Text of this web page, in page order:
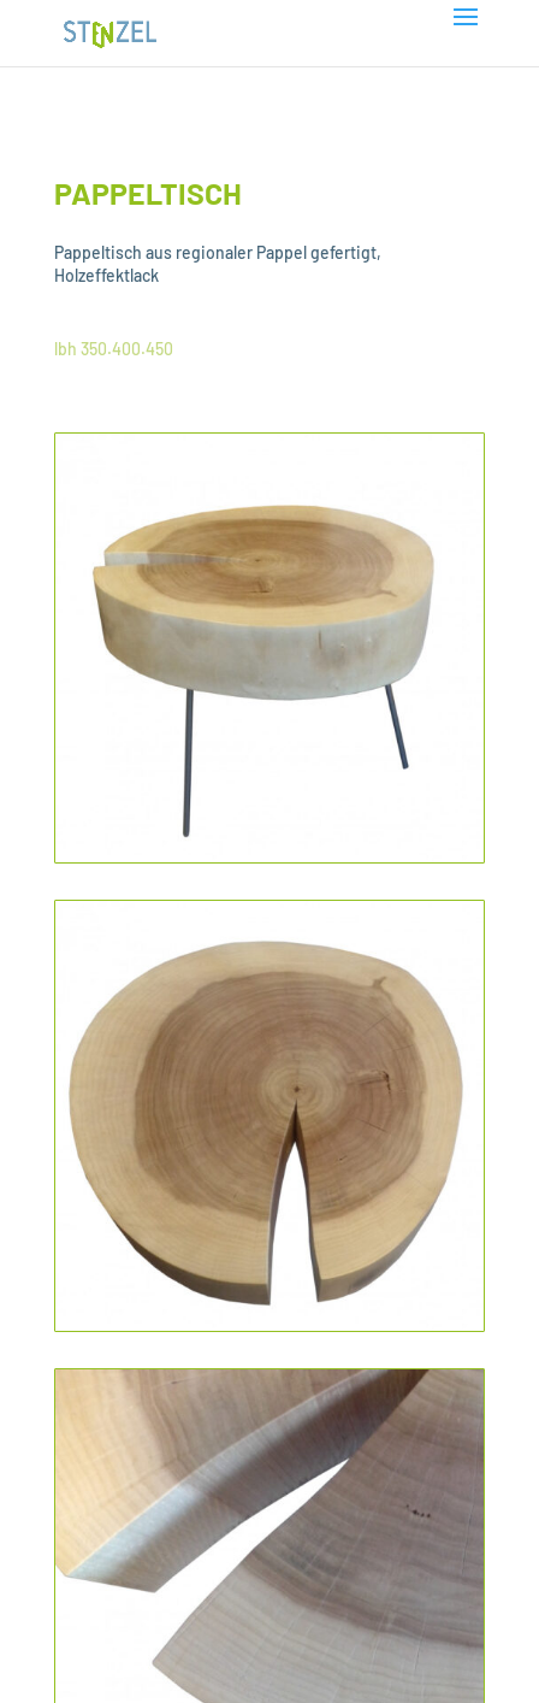
PAPPELTISCH
Pappeltisch aus regionaler Pappel gefertigt,
Holzeffektlack
lbh 350.400.450